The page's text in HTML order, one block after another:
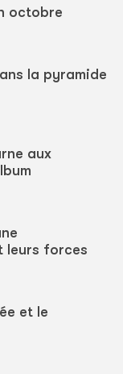
octobre
la pyramide
aux
leurs forces
et le